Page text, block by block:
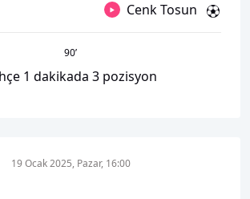
Cenk Tosun
90’
1 dakikada 3 pozisyon
19 Ocak 2025, Pazar, 16:00